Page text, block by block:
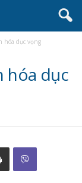
hóa dục vọng
hóa dục